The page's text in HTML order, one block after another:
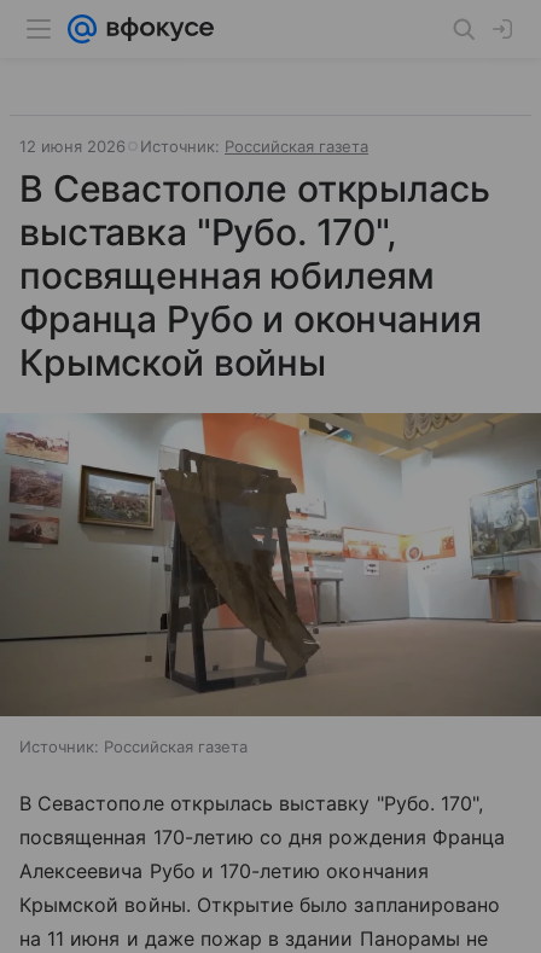
12 июня 2026 Источник: Российская газета
В Севастополе открылась
выставка "Рубо. 170",
посвященная юбилеям
Франца Рубо и окончания
Крымской войны
Источник: Российская газета
В Севастополе открылась выставку "Рубо. 170",
посвященная 170-летию со дня рождения Франца
Алексеевича Рубо и 170-летию окончания
Крымской войны. Открытие было запланировано
на 11 июня и даже пожар в здании Панорамы не